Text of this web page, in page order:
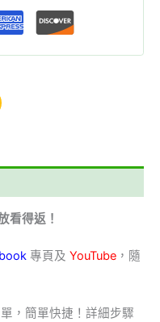
看得返！
專頁及 YouTube ，隨
，簡單快捷！詳細步驟